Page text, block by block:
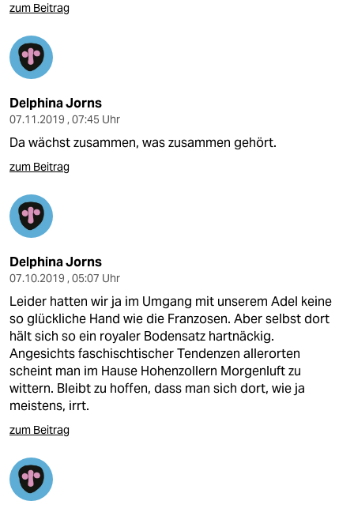
zum Beitrag
Delphina Jorns
07.11.2019 , 07:45 Uhr
Da wächst zusammen, was zusammen gehört.
zum Beitrag
Delphina Jorns
07.10.2019 , 05:07 Uhr
Leider hatten wir ja im Umgang mit unserem Adel keine
so glückliche Hand wie die Franzosen. Aber selbst dort
hält sich so ein royaler Bodensatz hartnäckig.
Angesichts faschischtischer Tendenzen allerorten
scheint man im Hause Hohenzollern Morgenluft zu
wittern. Bleibt zu hoffen, dass man sich dort, wie ja
meistens, irrt.
zum Beitrag